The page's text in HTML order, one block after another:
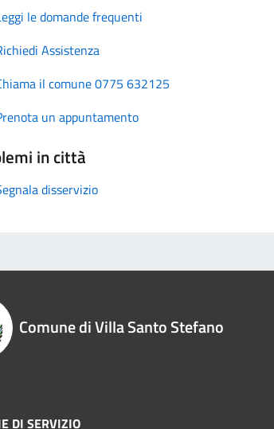
le domande frequenti
Assistenza
il comune 0775 632125
un appuntamento
in città
disservizio
Comune di Villa Santo Stefano
DI SERVIZIO